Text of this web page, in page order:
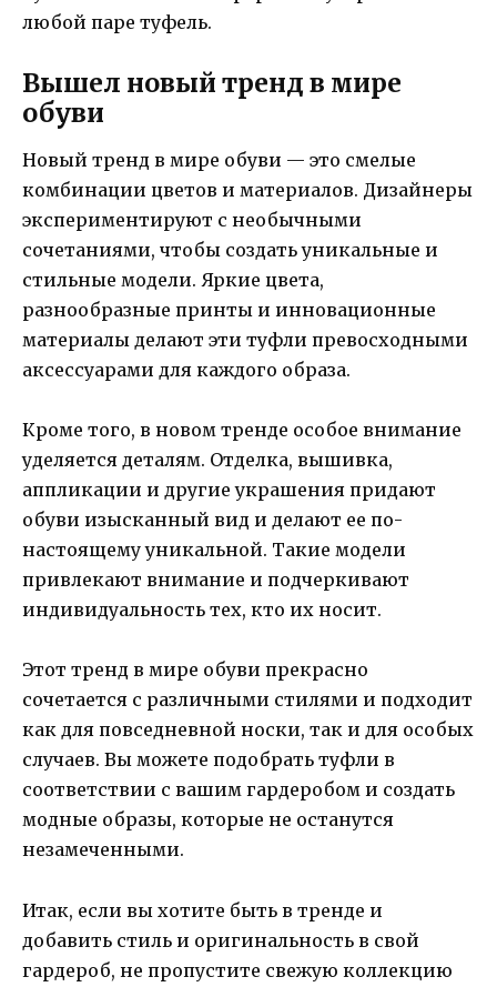
любой паре туфель.
Вышел новый тренд в мире
обуви
Новый тренд в мире обуви — это смелые
комбинации цветов и материалов. Дизайнеры
экспериментируют с необычными
сочетаниями, чтобы создать уникальные и
стильные модели. Яркие цвета,
разнообразные принты и инновационные
материалы делают эти туфли превосходными
аксессуарами для каждого образа.
Кроме того, в новом тренде особое внимание
уделяется деталям. Отделка, вышивка,
аппликации и другие украшения придают
обуви изысканный вид и делают ее по-
настоящему уникальной. Такие модели
привлекают внимание и подчеркивают
индивидуальность тех, кто их носит.
Этот тренд в мире обуви прекрасно
сочетается с различными стилями и подходит
как для повседневной носки, так и для особых
случаев. Вы можете подобрать туфли в
соответствии с вашим гардеробом и создать
модные образы, которые не останутся
незамеченными.
Итак, если вы хотите быть в тренде и
добавить стиль и оригинальность в свой
гардероб, не пропустите свежую коллекцию